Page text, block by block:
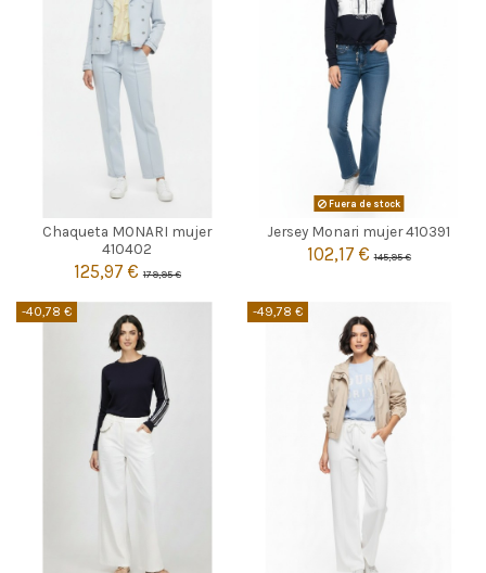
Chaqueta MONARI mujer
410402
125,97 €179,95 €
CELESTE
36 38
 Añadir al carrito
Fuera de stock
Jersey Monari mujer 410391
102,17 €145,95 €
 Agotado
-40,78 € -49,78 €